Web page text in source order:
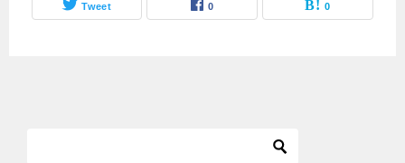
Tweet 0 0